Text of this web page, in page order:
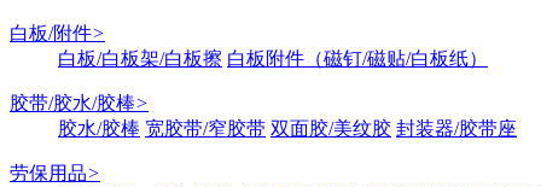
白板/附件>
白板/白板架/白板擦 白板附件（磁钉/磁贴/白板纸）
胶带/胶水/胶棒>
胶水/胶棒 宽胶带/窄胶带 双面胶/美纹胶 封装器/胶带座
劳保用品>